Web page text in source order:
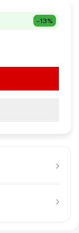
-13%